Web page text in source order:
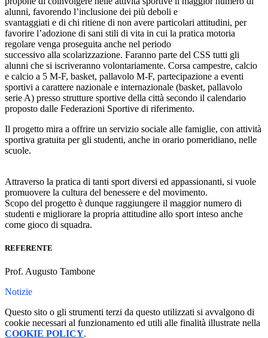
alunni, favorendo l’inclusione dei più deboli e
svantaggiati e di chi ritiene di non avere particolari attitudini, per
favorire l’adozione di sani stili di vita in cui la pratica motoria
regolare venga proseguita anche nel periodo
successivo alla scolarizzazione. Faranno parte del CSS tutti gli
alunni che si iscriveranno volontariamente. Corsa campestre, calcio
e calcio a 5 M-F, basket, pallavolo M-F, partecipazione a eventi
sportivi a carattere nazionale e internazionale (basket, pallavolo
serie A) presso strutture sportive della città secondo il calendario
proposto dalle Federazioni Sportive di riferimento.
Il progetto mira a offrire un servizio sociale alle famiglie, con attività
sportiva gratuita per gli studenti, anche in orario pomeridiano, nelle
scuole.
Attraverso la pratica di tanti sport diversi ed appassionanti, si vuole
promuovere la cultura del benessere e del movimento.
Scopo del progetto è dunque raggiungere il maggior numero di
studenti e migliorare la propria attitudine allo sport inteso anche
come gioco di squadra.
REFERENTE
Prof. Augusto Tambone
Notizie
Questo sito o gli strumenti terzi da questo utilizzati si avvalgono di
cookie necessari al funzionamento ed utili alle finalità illustrate nella
COOKIE POLICY.